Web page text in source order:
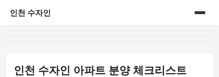
인천 수자인
인천 수자인 아파트 분양 체크리스트